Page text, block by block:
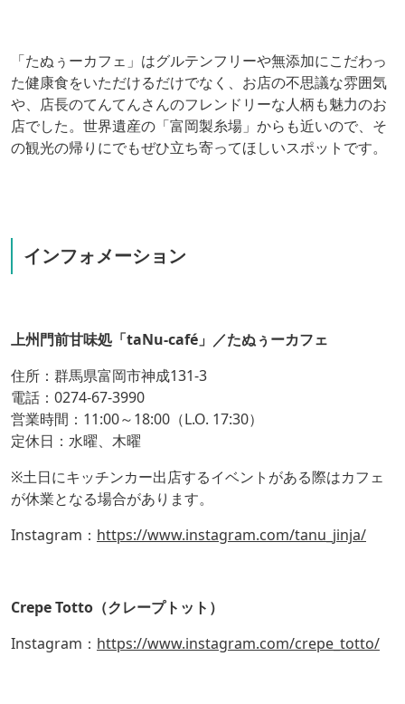
「たぬぅーカフェ」はグルテンフリーや無添加にこだわっ
た健康食をいただけるだけでなく、お店の不思議な雰囲気
や、店長のてんてんさんのフレンドリーな人柄も魅力のお
店でした。世界遺産の「富岡製糸場」からも近いので、そ
の観光の帰りにでもぜひ立ち寄ってほしいスポットです。
インフォメーション
上州門前甘味処「taNu-café」／たぬぅーカフェ
住所：群馬県富岡市神成131-3
電話：0274-67-3990
営業時間：11:00～18:00（L.O. 17:30）
定休日：水曜、木曜
※土日にキッチンカー出店するイベントがある際はカフェ
が休業となる場合があります。
Instagram： https://www.instagram.com/tanu_jinja/
Crepe Totto（クレープトット）
Instagram： https://www.instagram.com/crepe_totto/